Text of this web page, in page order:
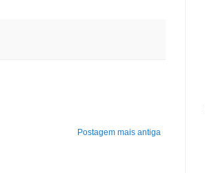
Postagem mais antiga